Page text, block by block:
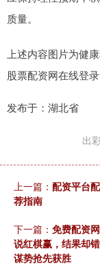
质量。
上述内容图片为健
股票配资网在线登
发布于：湖北省
出
上一篇： 配资平台
荐指南
下一篇： 免费配资
说红棋赢，结果却
谋势抢先获胜